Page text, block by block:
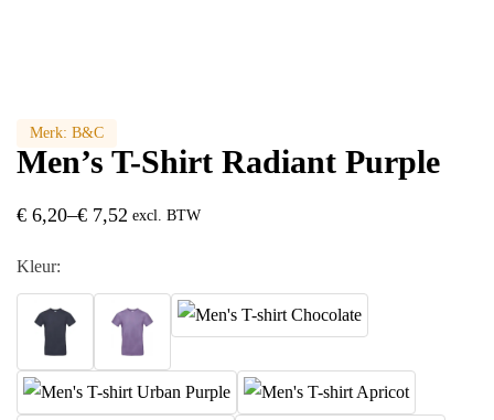
Merk: B&C
Men’s T-Shirt Radiant Purple
€ 6,20–€ 7,52 excl. BTW
Kleur: